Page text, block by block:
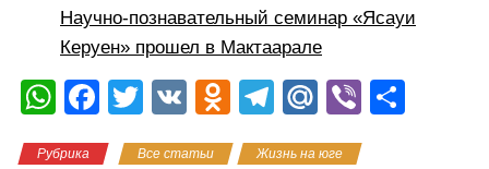
Научно-познавательный семинар «Ясауи
Керуен» прошел в Мактаарале
W F
T
V
O
T
M Vi
Рубрика Все статьи Жизнь на юге